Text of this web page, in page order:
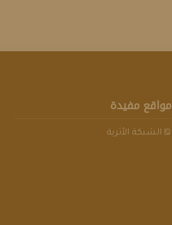
مواقع مفيدة
الشبكة الأثرية